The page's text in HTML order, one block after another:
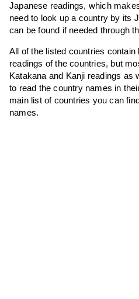
Japanese readings, which
need to look up a country by its
can be found if needed through
All of the listed countries
readings of the countries, but
Katakana and Kanji readings as
to read the country names in
main list of countries you can
names.